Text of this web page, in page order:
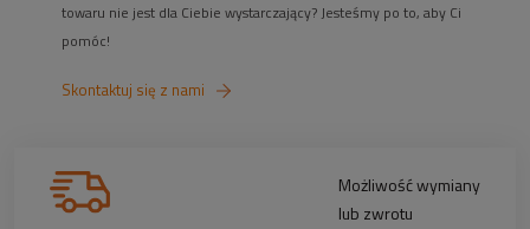
Możliwość wymiany
lub zwrotu
towaru nie jest dla Ciebie wystarczający? Jesteśmy po to, aby Ci
pomóc!
Skontaktuj się z nami